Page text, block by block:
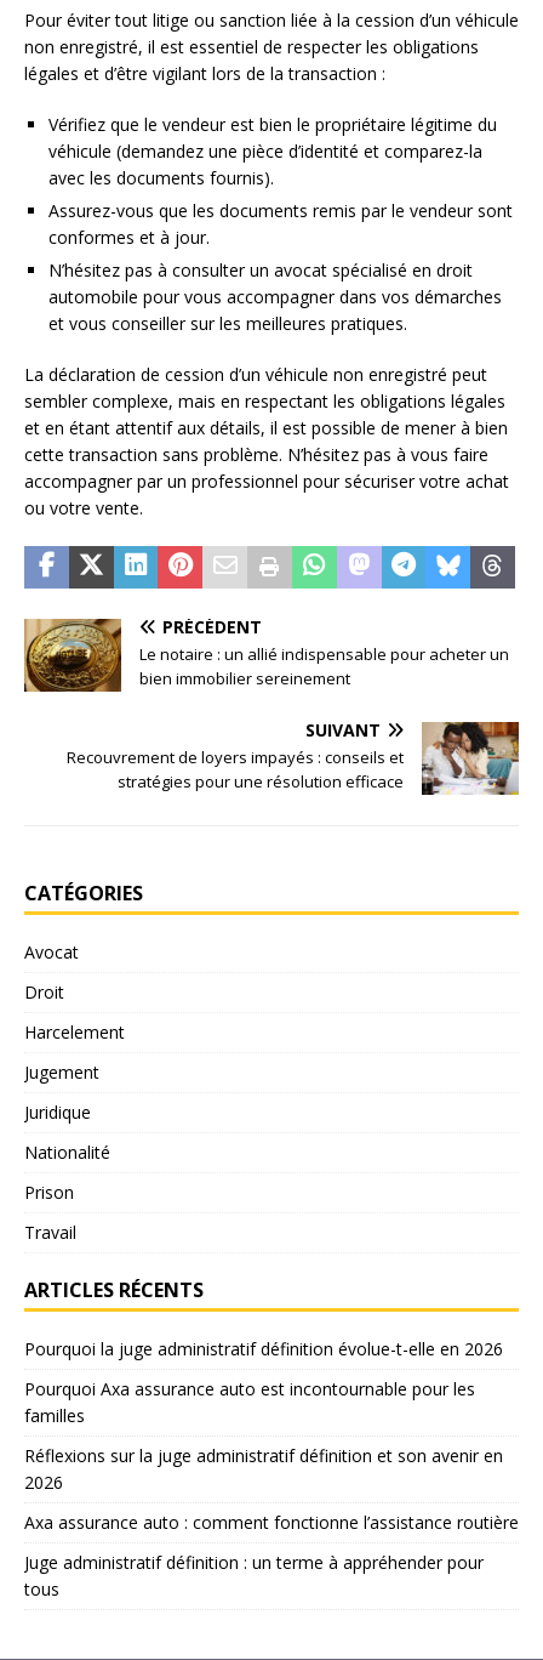
Pour éviter tout litige ou sanction liée à la cession d’un véhicule
non enregistré, il est essentiel de respecter les obligations
légales et d’être vigilant lors de la transaction :
Vérifiez que le vendeur est bien le propriétaire légitime du
véhicule (demandez une pièce d’identité et comparez-la
avec les documents fournis).
Assurez-vous que les documents remis par le vendeur sont
conformes et à jour.
N’hésitez pas à consulter un avocat spécialisé en droit
automobile pour vous accompagner dans vos démarches
et vous conseiller sur les meilleures pratiques.
La déclaration de cession d’un véhicule non enregistré peut
sembler complexe, mais en respectant les obligations légales
et en étant attentif aux détails, il est possible de mener à bien
cette transaction sans problème. N’hésitez pas à vous faire
accompagner par un professionnel pour sécuriser votre achat
ou votre vente.
PRÉCÉDENT
Le notaire : un allié indispensable pour acheter un
bien immobilier sereinement
SUIVANT
Recouvrement de loyers impayés : conseils et
stratégies pour une résolution efficace
CATÉGORIES
Avocat
Droit
Harcelement
Jugement
Juridique
Nationalité
Prison
Travail
ARTICLES RÉCENTS
Pourquoi la juge administratif définition évolue-t-elle en 2026
Pourquoi Axa assurance auto est incontournable pour les
familles
Réflexions sur la juge administratif définition et son avenir en
2026
Axa assurance auto : comment fonctionne l’assistance routière
Juge administratif définition : un terme à appréhender pour
tous